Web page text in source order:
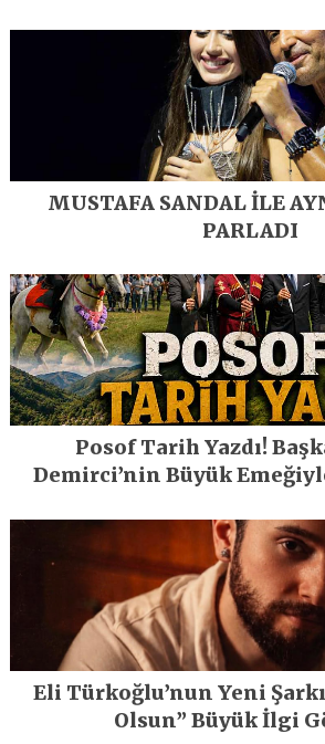
MUSTAFA SANDAL İLE
PARLADI
Posof Tarih Yazdı!
Demirci’nin Büyük
Eli Türkoğlu’nun Yeni
Olsun” Büyük İlgi